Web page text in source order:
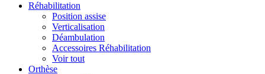
Réhabilitation
Position assise
Verticalisation
Déambulation
Accessoires Réhabilitation
Voir tout
Orthèse